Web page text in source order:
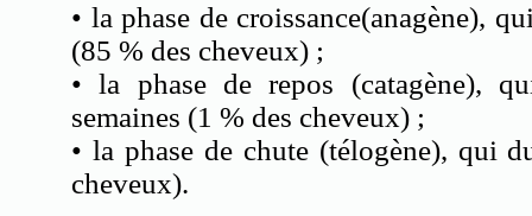
• la phase de croissance(anagène),
(85 % des cheveux) ;
• la phase de repos (catagène),
semaines (1 % des cheveux) ;
• la phase de chute (télogène), qui
cheveux).